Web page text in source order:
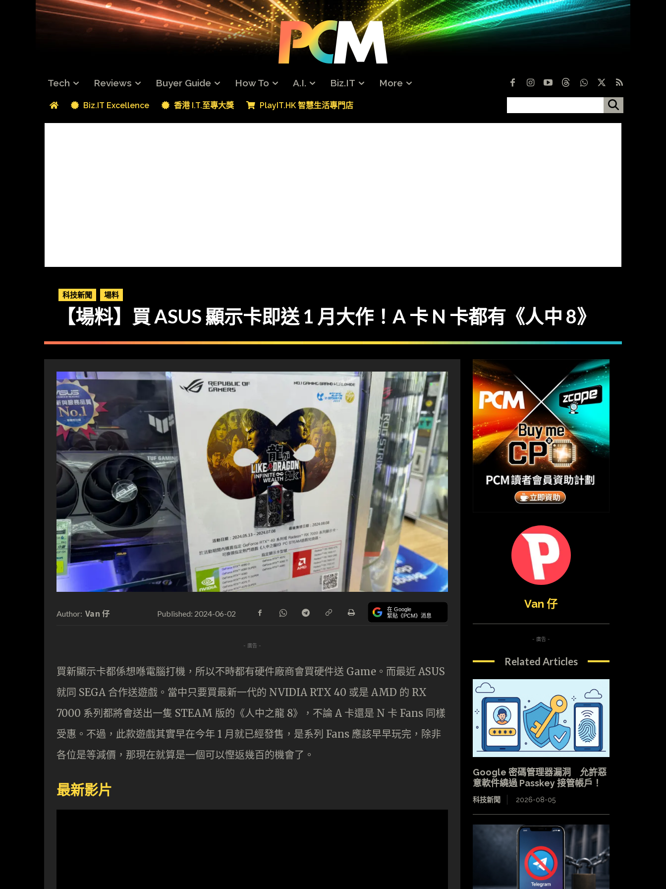
Tech Reviews Buyer Guide How To A.I. Biz.IT More
Biz.IT Excellence 香港 I.T.至專大獎 PlayIT.HK 智慧生活專門店
科技新聞 場料
【場料】買 ASUS 顯示卡即送 1 月大作！A 卡 N 卡都有《人中 8》
Author: Van 仔 Published: 2024-06-02 在 Google
緊貼《PCM》消息
- 廣告 -
買新顯示卡都係想喺電腦打機，所以不時都有硬件廠商會買硬件送 Game。而最近 ASUS
就同 SEGA 合作送遊戲。當中只要買最新一代的 NVIDIA RTX 40 或是 AMD 的 RX
7000 系列都將會送出一隻 STEAM 版的《人中之龍 8》，不論 A 卡還是 N 卡 Fans 同樣
受惠。不過，此款遊戲其實早在今年 1 月就已經發售，是系列 Fans 應該早早玩完，除非
各位是等減價，那現在就算是一個可以慳返幾百的機會了。
最新影片
Van 仔
- 廣告 -
Related Articles
Google 密碼管理器漏洞 允許惡
意軟件繞過 Passkey 接管帳戶！
科技新聞 2026-08-05